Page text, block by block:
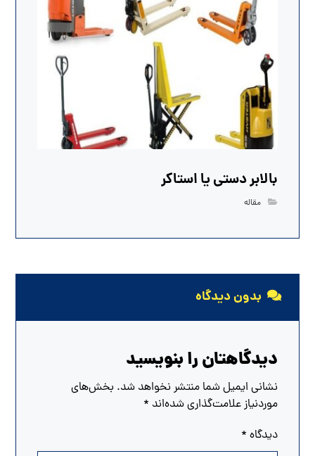
بالابر دستی یا استاکر
مقاله
بدون دیدگاه
دیدگاهتان را بنویسید
نشانی ایمیل شما منتشر نخواهد شد. بخش‌های
موردنیاز علامت‌گذاری شده‌اند *
دیدگاه *